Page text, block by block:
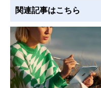
関連記事はこちら